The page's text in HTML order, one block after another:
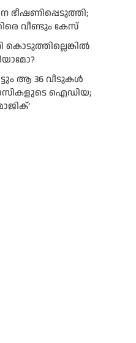
ഭീഷണിപ്പെടുത്തി;
വീണ്ടും കേസ്
ആ 36 വീടുകൾ
ഐഡിയ;